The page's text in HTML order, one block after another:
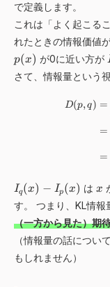
で定義します。
これは「よく起こる
れたときの情報価値
p(x) が0に近い方が
(
さて、情報量という
D(p, q) =
=
=
I
_
q
(
)
Iq(x) − Ip(x) はx
x
す。 つまり、KL情報
（一方から見た）期
（情報量の話につい
もしれません）